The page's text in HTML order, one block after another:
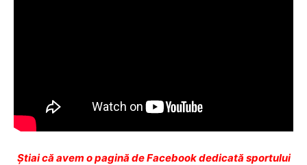
Ştiai că avem o pagină de Facebook dedicată sportului